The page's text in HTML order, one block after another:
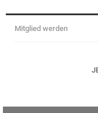
Mitglied werden